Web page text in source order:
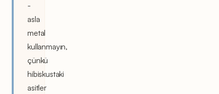
-
asla
metal
kullanmayın,
çünkü
hibiskustaki
asitler